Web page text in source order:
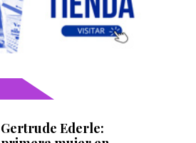
Gertrude Ederle: